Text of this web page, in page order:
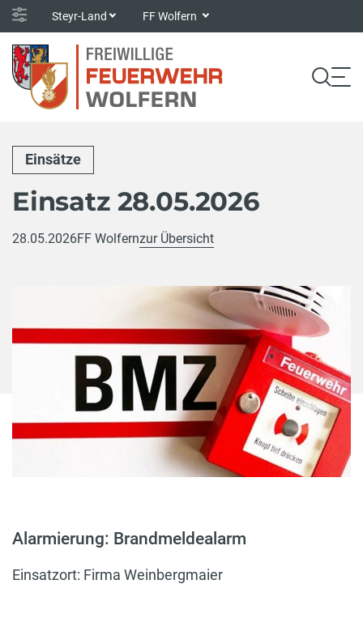
Steyr-Land FF Wolfern
Einsätze
Einsatz 28.05.2026
28.05.2026FF Wolfernzur Übersicht
Alarmierung: Brandmeldealarm
Einsatzort: Firma Weinbergmaier